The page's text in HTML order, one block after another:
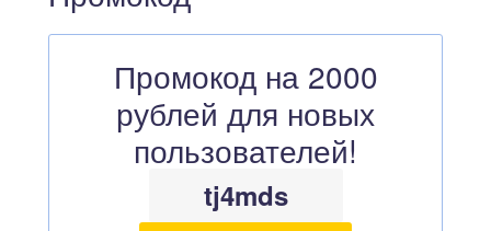
Промокод на 2000
рублей для новых
пользователей!
tj4mds